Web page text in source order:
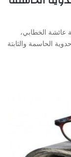
عائشة الخطابي،
الحاسمة والثابتة